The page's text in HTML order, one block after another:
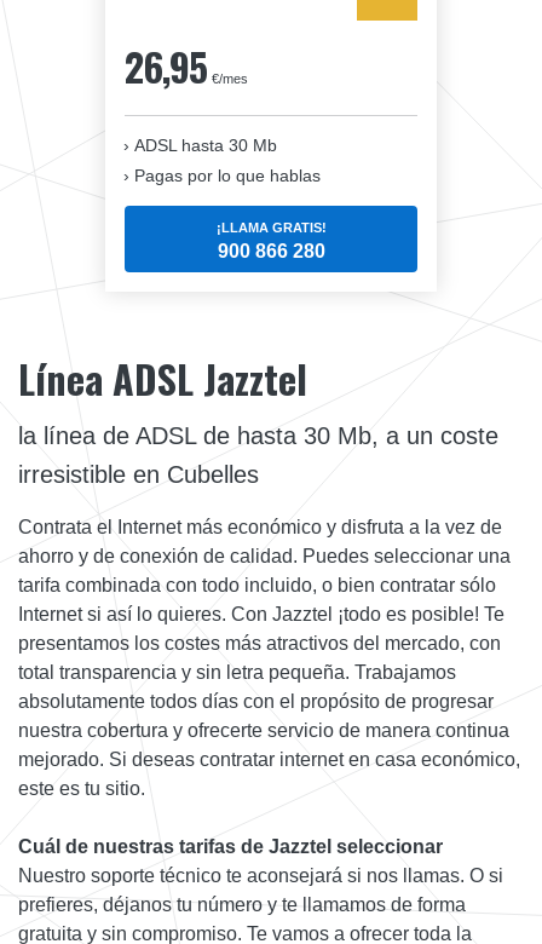
26,95 €/mes
ADSL hasta 30 Mb
Pagas por lo que hablas
¡LLAMA GRATIS!
900 866 280
Línea ADSL Jazztel
la línea de ADSL de hasta 30 Mb, a un coste
irresistible en Cubelles
Contrata el Internet más económico y disfruta a la vez de
ahorro y de conexión de calidad. Puedes seleccionar una
tarifa combinada con todo incluido, o bien contratar sólo
Internet si así lo quieres. Con Jazztel ¡todo es posible! Te
presentamos los costes más atractivos del mercado, con
total transparencia y sin letra pequeña. Trabajamos
absolutamente todos días con el propósito de progresar
nuestra cobertura y ofrecerte servicio de manera continua
mejorado. Si deseas contratar internet en casa económico,
este es tu sitio.
Cuál de nuestras tarifas de Jazztel seleccionar
Nuestro soporte técnico te aconsejará si nos llamas. O si
prefieres, déjanos tu número y te llamamos de forma
gratuita y sin compromiso. Te vamos a ofrecer toda la